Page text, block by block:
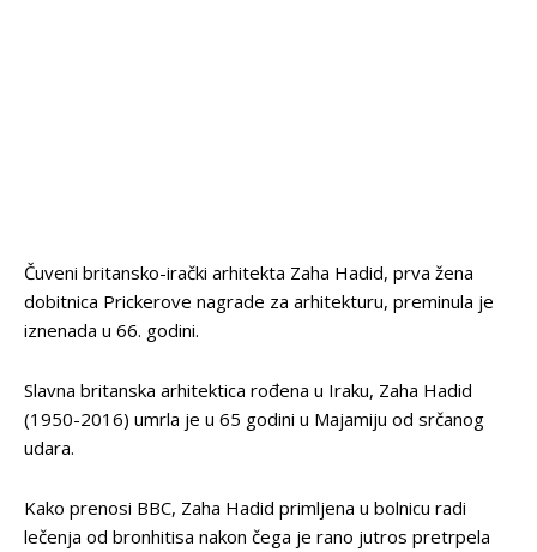
Čuveni britansko-irački arhitekta Zaha Hadid, prva žena
dobitnica Prickerove nagrade za arhitekturu, preminula je
iznenada u 66. godini.
Slavna britanska arhitektica rođena u Iraku, Zaha Hadid
(1950-2016) umrla je u 65 godini u Majamiju od srčanog
udara.
Kako prenosi BBC, Zaha Hadid primljena u bolnicu radi
lečenja od bronhitisa nakon čega je rano jutros pretrpela